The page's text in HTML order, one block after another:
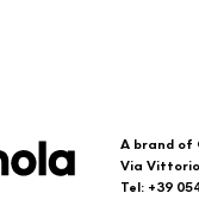
A brand of
Via Vittorio
Tel: +39